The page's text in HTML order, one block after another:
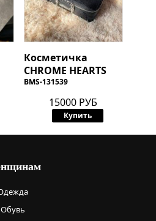
Косметичка
CHROME HEARTS
BMS-131539
15000 РУБ
Купить
Обувь